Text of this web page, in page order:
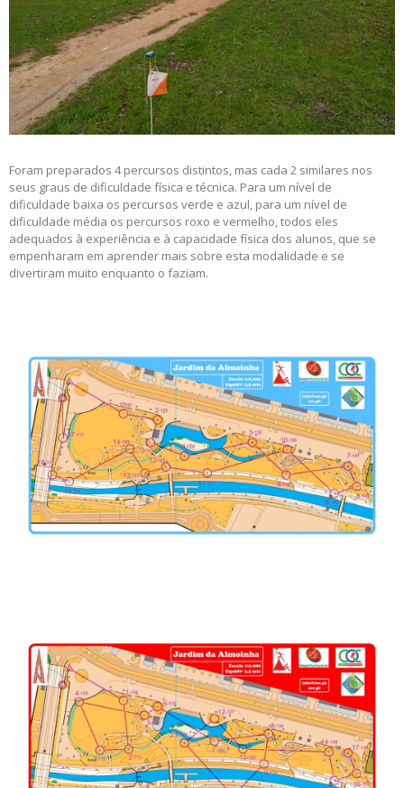
Foram preparados 4 percursos distintos, mas cada 2 similares nos
seus graus de dificuldade física e técnica. Para um nível de
dificuldade baixa os percursos verde e azul, para um nível de
dificuldade média os percursos roxo e vermelho, todos eles
adequados à experiência e à capacidade física dos alunos, que se
empenharam em aprender mais sobre esta modalidade e se
divertiram muito enquanto o faziam.